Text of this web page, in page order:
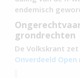
endemisch
grondrechten
De Volkskrant
Onverdeeld Open